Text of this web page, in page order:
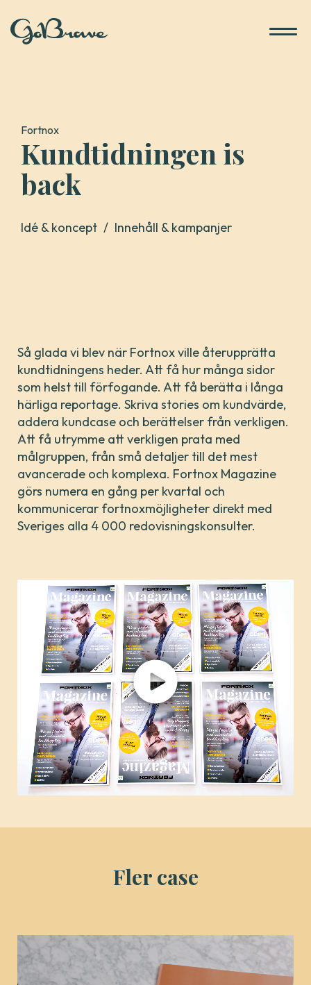
innehåll
Fortnox
Kundtidningen is
back
Idé & koncept / Innehåll & kampanjer
Så glada vi blev när Fortnox ville återupprätta
kundtidningens heder. Att få hur många sidor
som helst till förfogande. Att få berätta i långa
härliga reportage. Skriva stories om kundvärde,
addera kundcase och berättelser från verkligen.
Att få utrymme att verkligen prata med
målgruppen, från små detaljer till det mest
avancerade och komplexa. Fortnox Magazine
görs numera en gång per kvartal och
kommunicerar fortnoxmöjligheter direkt med
Sveriges alla 4 000 redovisningskonsulter.
Fler case